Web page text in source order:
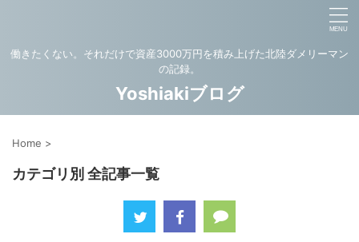
働きたくない。それだけで資産3000万円を積み上げた北陸ダメリーマン
の記録。
Yoshiakiブログ
Home >
カテゴリ別 全記事一覧